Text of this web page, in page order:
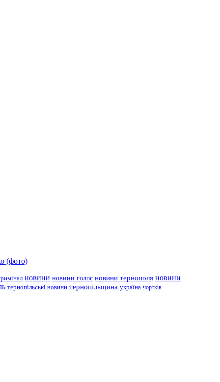
(фото)
новини новини голос новини тернополя новини
тернопільські новини тернопільщина україна чортків